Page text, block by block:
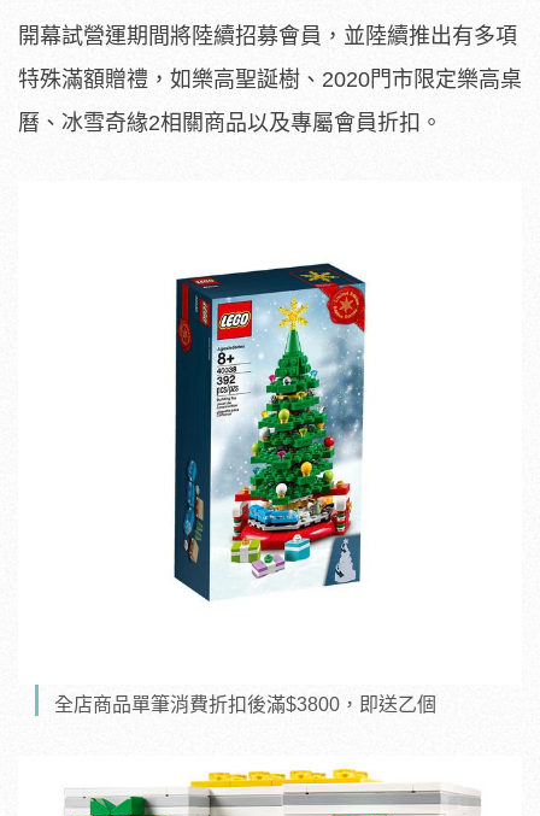
開幕試營運期間將陸續招募會員，並陸續推出有多項
特殊滿額贈禮，如樂高聖誕樹、2020門市限定樂高桌
曆、冰雪奇緣2相關商品以及專屬會員折扣。
全店商品單筆消費折扣後滿$3800，即送乙個